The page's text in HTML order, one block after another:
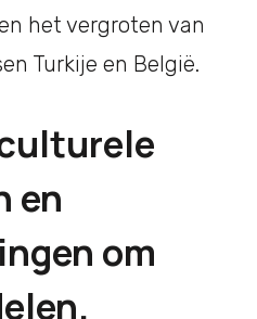
het vergroten van
Turkije en België.
en
om